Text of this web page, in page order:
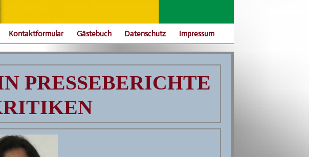
Kontaktformular Gästebuch Datenschutz Impressum
PRESSEBERICHTE